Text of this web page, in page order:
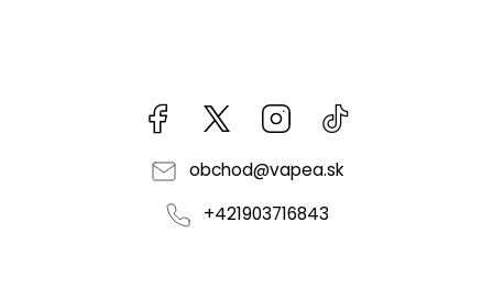
Facebook kzifcak85131Instagram
obchod@vapea.sk
+421903716843